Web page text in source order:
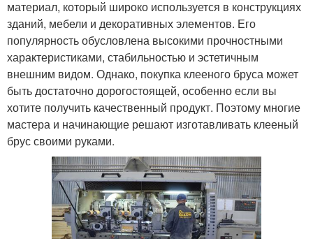
материал, который широко используется в конструкциях
зданий, мебели и декоративных элементов. Его
популярность обусловлена высокими прочностными
характеристиками, стабильностью и эстетичным
внешним видом. Однако, покупка клееного бруса может
быть достаточно дорогостоящей, особенно если вы
хотите получить качественный продукт. Поэтому многие
мастера и начинающие решают изготавливать клееный
брус своими руками.